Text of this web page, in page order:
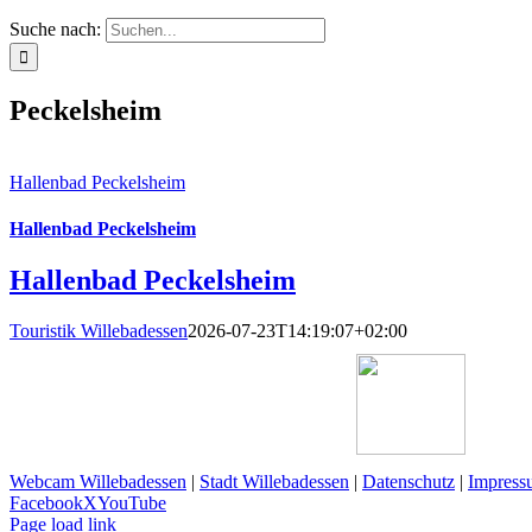
Suche nach:
Peckelsheim
Hallenbad Peckelsheim
Hallenbad Peckelsheim
Hallenbad Peckelsheim
Touristik Willebadessen2026-07-23T14:19:07+02:00
Webcam Willebadessen | Stadt Willebadessen | Datenschutz |
FacebookXYouTube
Page load link